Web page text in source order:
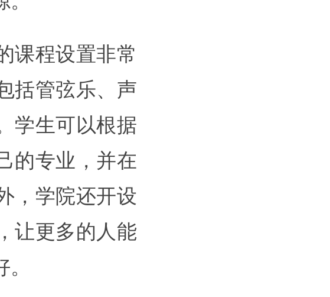
课程设置非常
括管弦乐、声
学生可以根据
的专业，并在
，学院还开设
让更多的人能